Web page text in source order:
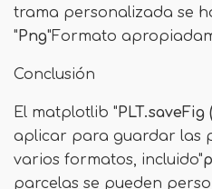
trama personalizada se
"Png"Formato
Conclusión
El matplotlib "PLT.saveFig
aplicar para guardar las
varios formatos, incluido"
parcelas se pueden